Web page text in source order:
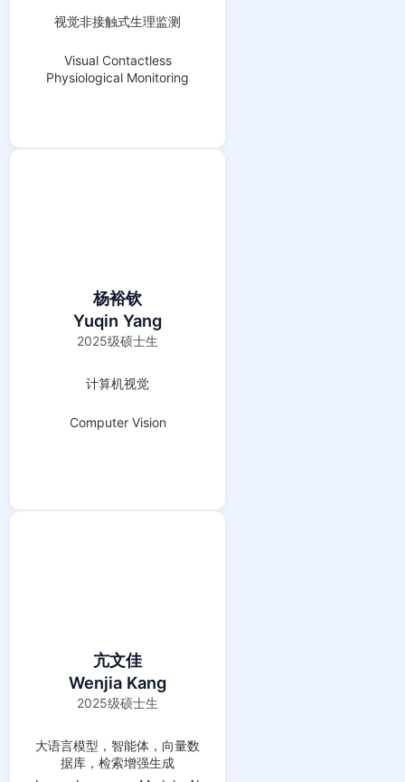
视觉非接触式生理监测
Visual Contactless
Physiological Monitoring
杨裕钦
Yuqin Yang
2025级硕士生
计算机视觉
Computer Vision
亢文佳
Wenjia Kang
2025级硕士生
大语言模型，智能体，向量数
据库，检索增强生成